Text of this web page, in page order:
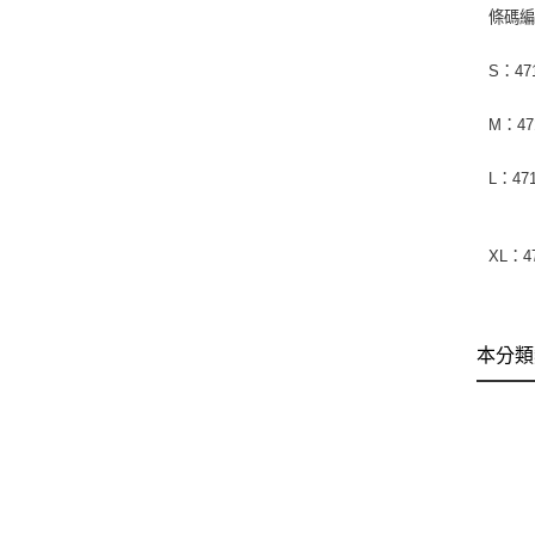
條碼編
S：
M：
L：
XL：
本分